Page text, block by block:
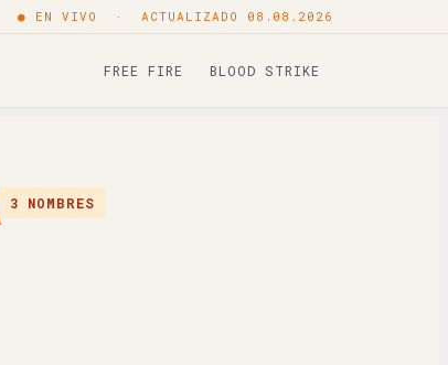
● EN VIVO · ACTUALIZADO 08.08.2026
FREE FIRE BLOOD STRIKE
3 NOMBRES
Copiar
Copiar